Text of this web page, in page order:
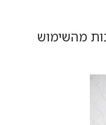
מהשימוש